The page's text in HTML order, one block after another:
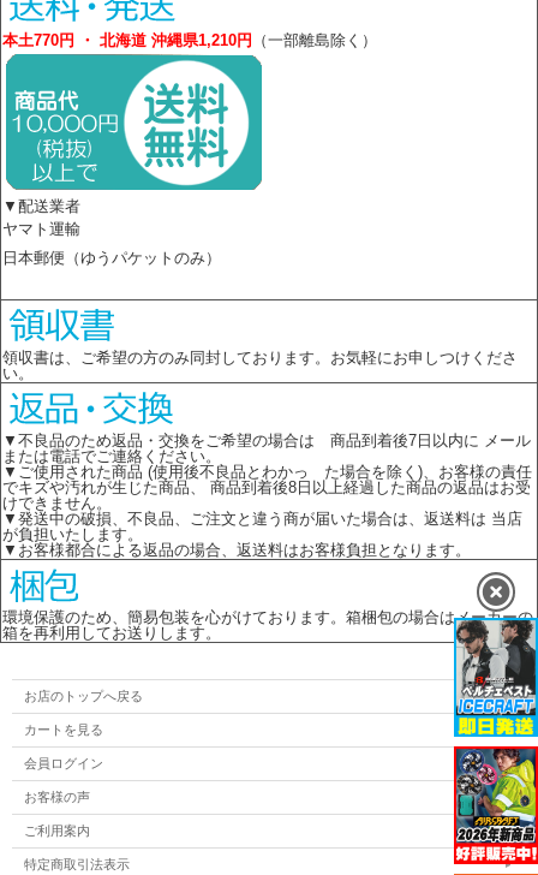
本土770円 ・ 北海道 沖縄県1,210円 （一部離島除く）
▼配送業者
ヤマト運輸
日本郵便（ゆうパケットのみ）
領収書は、ご希望の方のみ同封しております。お気軽にお申しつけくださ
い。
▼不良品のため返品・交換をご希望の場合は 商品到着後7日以内に メール
または電話でご連絡ください。
▼ご使用された商品 (使用後不良品とわかっ た場合を除く)、お客様の責任
でキズや汚れが生じた商品、 商品到着後8日以上経過した商品の返品はお受
けできません。
▼発送中の破損、不良品、ご注文と違う商が届いた場合は、返送料は 当店
が負担いたします。
▼お客様都合による返品の場合、返送料はお客様負担となります。
環境保護のため、簡易包装を心がけております。箱梱包の場合はメーカーの
箱を再利用してお送りします。
お店のトップへ戻る
カートを見る
会員ログイン
お客様の声
ご利用案内
特定商取引法表示